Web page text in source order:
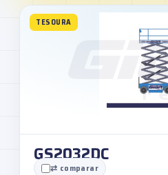
TESOURA
GS2032DC
⇄ comparar